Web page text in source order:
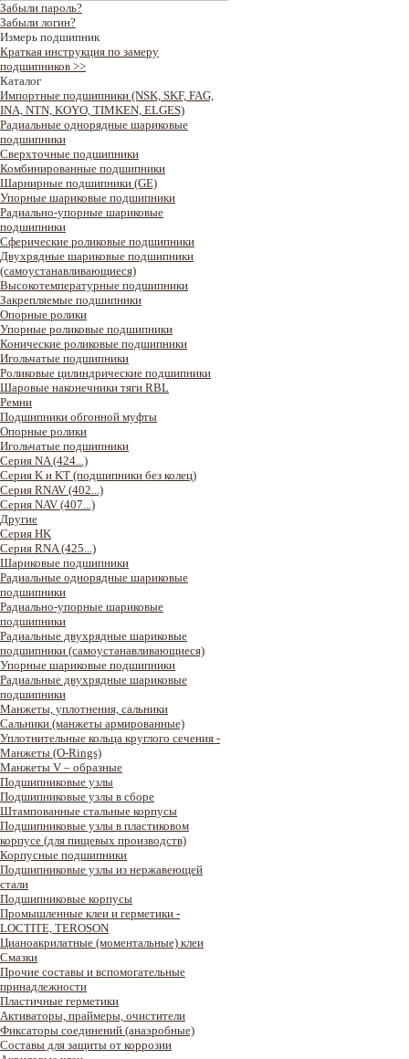
Забыли пароль?
Забыли логин?
Измерь подшипник
Краткая инструкция по замеру
подшипников >>
Каталог
Импортные подшипники (NSK, SKF, FAG,
INA, NTN, KOYO, TIMKEN, ELGES)
Радиальные однорядные шариковые
подшипники
Сверхточные подшипники
Комбинированные подшипники
Шарнирные подшипники (GE)
Упорные шариковые подшипники
Радиально-упорные шариковые
подшипники
Сферические роликовые подшипники
Двухрядные шариковые подшипники
(самоустанавливающиеся)
Высокотемпературные подшипники
Закрепляемые подшипники
Опорные ролики
Упорные роликовые подшипники
Конические роликовые подшипники
Игольчатые подшипники
Роликовые цилиндрические подшипники
Шаровые наконечники тяги RBL
Ремни
Подшипники обгонной муфты
Опорные ролики
Игольчатые подшипники
Серия NA (424...)
Серия K и KT (подшипники без колец)
Серия RNAV (402...)
Серия NAV (407...)
Другие
Серия HK
Серия RNA (425...)
Шариковые подшипники
Радиальные однорядные шариковые
подшипники
Радиально-упорные шариковые
подшипники
Радиальные двухрядные шариковые
подшипники (самоустанавливающиеся)
Упорные шариковые подшипники
Радиальные двухрядные шариковые
подшипники
Манжеты, уплотнения, сальники
Сальники (манжеты армированные)
Уплотнительные кольца круглого сечения -
Манжеты (O-Rings)
Манжеты V – образные
Подшипниковые узлы
Подшипниковые узлы в сборе
Штампованные стальные корпусы
Подшипниковые узлы в пластиковом
корпусе (для пищевых производств)
Корпусные подшипники
Подшипниковые узлы из нержавеющей
стали
Подшипниковые корпусы
Промышленные клеи и герметики -
LOCTITE, TEROSON
Цианоакрилатные (моментальные) клеи
Смазки
Прочие составы и вспомогательные
принадлежности
Пластичные герметики
Активаторы, праймеры, очистители
Фиксаторы соединений (анаэробные)
Составы для защиты от коррозии